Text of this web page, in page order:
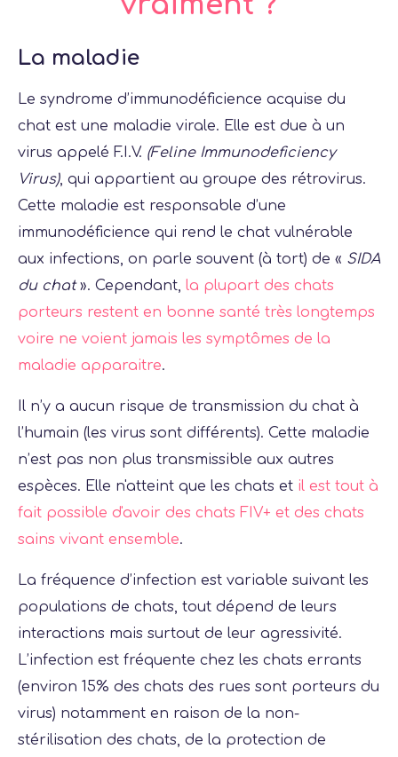
La maladie
Le syndrome d’immunodéficience acquise du
chat est une maladie virale. Elle est due à un
virus appelé F.I.V. (Feline Immunodeficiency
Virus), qui appartient au groupe des rétrovirus.
Cette maladie est responsable d’une
immunodéficience qui rend le chat vulnérable
aux infections, on parle souvent (à tort) de « SIDA
du chat». Cependant, la plupart des chats
porteurs restent en bonne santé très longtemps
voire ne voient jamais les symptômes de la
maladie apparaitre.
Il n’y a aucun risque de transmission du chat à
l’humain (les virus sont différents). Cette maladie
n’est pas non plus transmissible aux autres
espèces. Elle n'atteint que les chats et il est tout à
fait possible d'avoir des chats FIV+ et des chats
sains vivant ensemble.
La fréquence d’infection est variable suivant les
populations de chats, tout dépend de leurs
interactions mais surtout de leur agressivité.
L’infection est fréquente chez les chats errants
(environ 15% des chats des rues sont porteurs du
virus) notamment en raison de la non-
stérilisation des chats, de la protection de